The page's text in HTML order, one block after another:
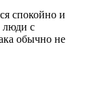
спокойно и
люди с
обычно не